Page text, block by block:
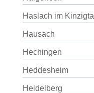
Haslach im Kinzigtal
Hausach
Hechingen
Heddesheim
Heidelberg